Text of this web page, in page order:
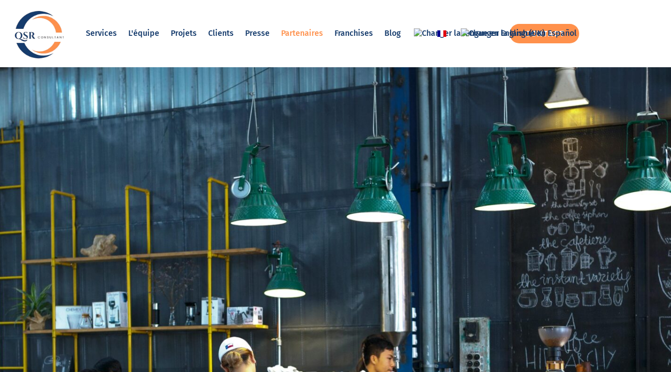
Services L'équipe Projets Clients Presse Partenaires Franchises Blog CONTACT